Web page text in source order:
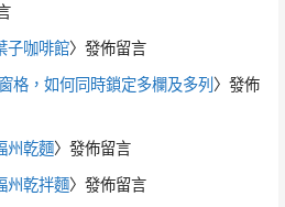
子咖啡館〉發佈留言
格，如何同時鎖定多欄及多列〉發佈
州乾麵〉發佈留言
州乾拌麵〉發佈留言